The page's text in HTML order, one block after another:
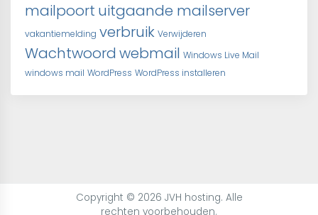
mailpoort uitgaande mailserver
vakantiemelding verbruik Verwijderen
Wachtwoord webmail Windows Live Mail
windows mail WordPress WordPress installeren
Copyright © 2026 JVH hosting. Alle
rechten voorbehouden.